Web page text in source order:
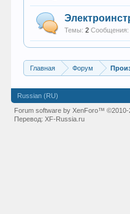
Темы: 2 Сообщения:
Главная Форум
Russian (RU)
Forum software by XenForo™©2010-
Перевод:XF-Russia.ru